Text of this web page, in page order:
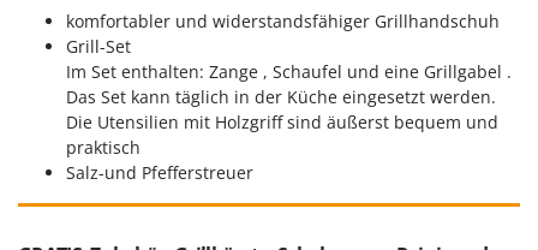
Zubehör für Rasentraktoren
M.A.I.BO.
Macom
Macte Ovens
Makita
MAMMAMIA
komfortabler und widerstandsfähiger Grillhandschuh
Grill-Set
Im Set enthalten: Zange , Schaufel und eine Grillgabel .
Das Set kann täglich in der Küche eingesetzt werden.
Die Utensilien mit Holzgriff sind äußerst bequem und
praktisch
Salz-und Pfefferstreuer